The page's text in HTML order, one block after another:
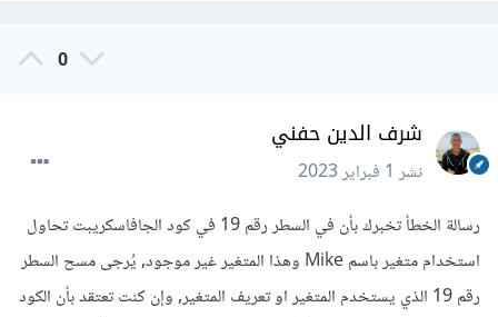
0
شرف الدين حفني
نشر1 فبراير 2023
رسالة الخطأ تخبرك بأن في السطر رقم 19 في كود الجافاسكريبت تحاول
استخدام متغير باسم Mike وهذا المتغير غير موجود, يُرجى مسح السطر
رقم 19 الذي يستخدم المتغير او تعريف المتغير, وإن كنت تعتقد بأن الكود